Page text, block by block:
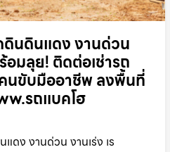
ดินดินแดง งานด่วน
อมลุย! ติดต่อเช่ารถ
นขับมืออาชีพ ลงพื้นที่
รถแบคโฮ
ดง งานด่วน งานเร่ง เร